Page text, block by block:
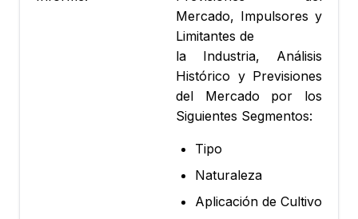
Mercado, Impulsores y
Limitantes de
la Industria, Análisis
Histórico y Previsiones
del Mercado por los
Siguientes Segmentos:
Tipo
Naturaleza
Aplicación de Cultivo